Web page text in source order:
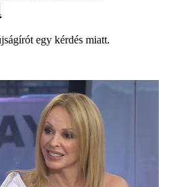
egy kérdés miatt.